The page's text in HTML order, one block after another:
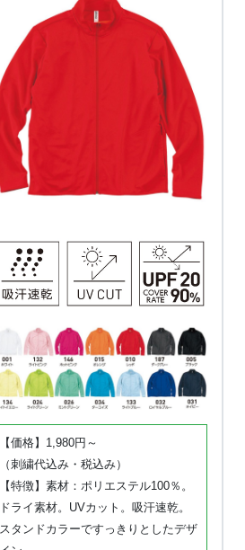
【価格】1,980円～
（刺繍代込み・税込み）
【特徴】素材：ポリエステル100％。
ドライ素材。UVカット。吸汗速乾。
スタンドカラーですっきりとしたデザ